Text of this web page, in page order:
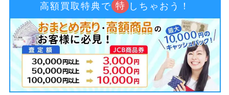
高額買取特典で 特 しちゃおう！